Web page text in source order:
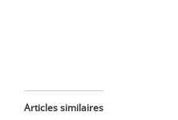
Articles similaires